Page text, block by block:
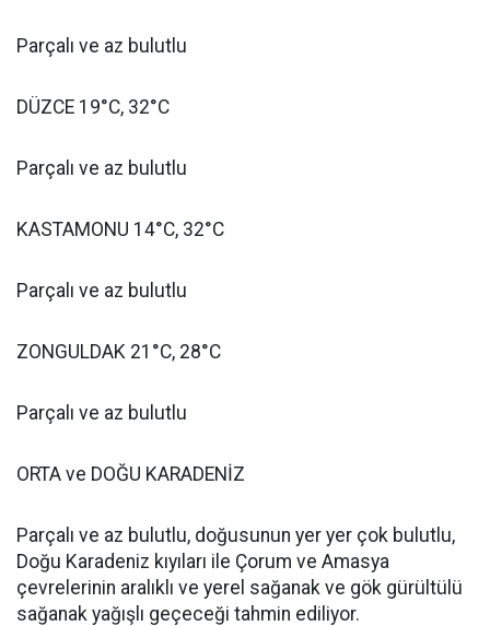
Parçalı ve az bulutlu
DÜZCE 19°C, 32°C
Parçalı ve az bulutlu
KASTAMONU 14°C, 32°C
Parçalı ve az bulutlu
ZONGULDAK 21°C, 28°C
Parçalı ve az bulutlu
ORTA ve DOĞU KARADENİZ
Parçalı ve az bulutlu, doğusunun yer yer çok bulutlu,
Doğu Karadeniz kıyıları ile Çorum ve Amasya
çevrelerinin aralıklı ve yerel sağanak ve gök gürültülü
sağanak yağışlı geçeceği tahmin ediliyor.